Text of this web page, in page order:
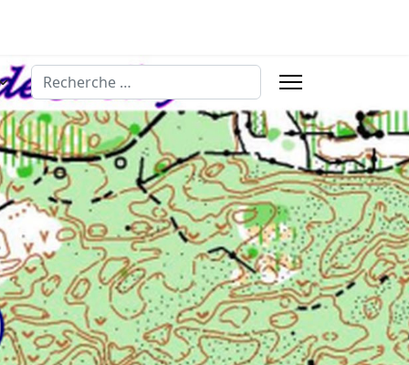
Rechercher